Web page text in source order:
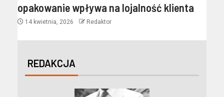
opakowanie wpływa na lojalność klienta
14 kwietnia, 2026 Redaktor
REDAKCJA